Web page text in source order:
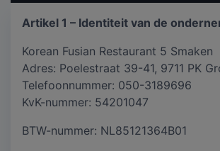
Artikel 1 – Identiteit van de
Korean Fusian Restaurant 5 Smaken
Adres: Poelestraat 39-41, 9711 PK
Telefoonnummer: 050-3189696
KvK-nummer: 54201047
BTW-nummer: NL85121364B01